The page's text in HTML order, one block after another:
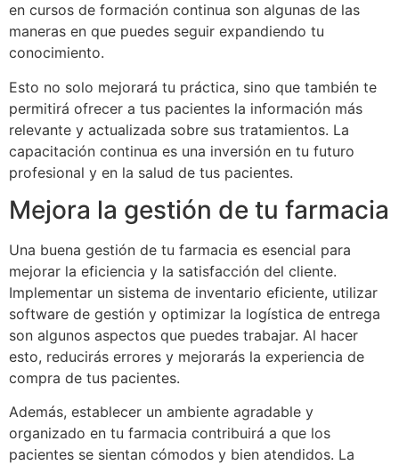
en cursos de formación continua son algunas de las
maneras en que puedes seguir expandiendo tu
conocimiento.
Esto no solo mejorará tu práctica, sino que también te
permitirá ofrecer a tus pacientes la información más
relevante y actualizada sobre sus tratamientos. La
capacitación continua es una inversión en tu futuro
profesional y en la salud de tus pacientes.
Mejora la gestión de tu farmacia
Una buena gestión de tu farmacia es esencial para
mejorar la eficiencia y la satisfacción del cliente.
Implementar un sistema de inventario eficiente, utilizar
software de gestión y optimizar la logística de entrega
son algunos aspectos que puedes trabajar. Al hacer
esto, reducirás errores y mejorarás la experiencia de
compra de tus pacientes.
Además, establecer un ambiente agradable y
organizado en tu farmacia contribuirá a que los
pacientes se sientan cómodos y bien atendidos. La